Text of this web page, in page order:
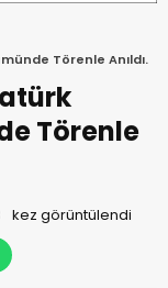
Törenle Anıldı.
Törenle
kez görüntülendi